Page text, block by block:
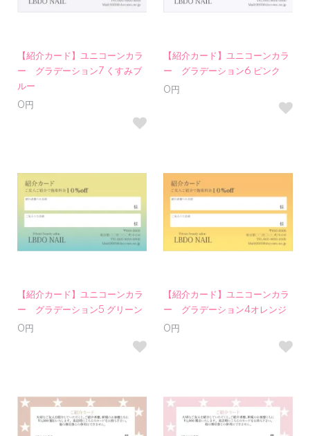
【紹介カード】ユニコーンカラ
ー グラデーション7 くすみブ
ルー
0円
【紹介カード】ユニコーンカラ
ー グラデーション6 ピンク
0円
【紹介カード】ユニコーンカラ
ー グラデーション5 グリーン
0円
【紹介カード】ユニコーンカラ
ー グラデーション4オレンジ
0円